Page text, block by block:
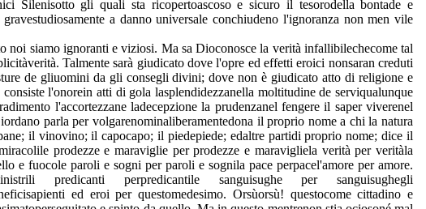
Silenisotto gli quali sta ricopertoascoso e sicuro il tesorodella bontade e
a danno universale conchiudeno l'ignoranza non men vile
noi siamo ignoranti e viziosi. Ma sa Dioconosce la verità infallibilechecome tal
Talmente sarà giudicato dove l'opre ed effetti eroici nonsaran creduti
de gliuomini da gli consegli divini; dove non è giudicato atto di religione e
l'onorein atti di gola lasplendidezzanella moltitudine de serviqualunque
l'accortezzane ladecepzione la prudenzanel fengere il saper viverenel
parla per volgarenominaliberamentedona il proprio nome a chi la natura
il vinovino; il capocapo; il piedepiede; edaltre partidi proprio nome; dice il
prodezze e maraviglie per prodezze e maravigliela verità per veritàla
e fuocole paroli e sogni per paroli e sognila pace perpacel'amore per amore.
perpredicantile sanguisughe per sanguisughegli
ed eroi per questomedesimo. Orsùorsù! questocome cittadino e